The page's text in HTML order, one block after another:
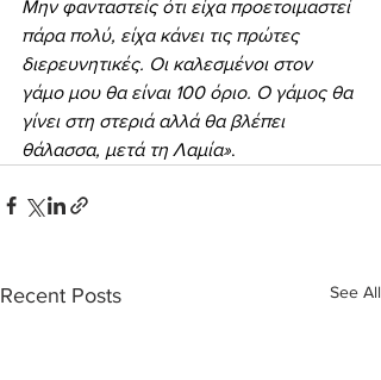
Μην φανταστείς ότι είχα προετοιμαστεί
πάρα πολύ, είχα κάνει τις πρώτες
διερευνητικές. Οι καλεσμένοι στον
γάμο μου θα είναι 100 όριο. Ο γάμος θα
γίνει στη στεριά αλλά θα βλέπει
θάλασσα, μετά τη Λαμία».
Recent Posts See All